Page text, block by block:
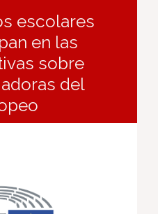
escolares
en las
sobre
del